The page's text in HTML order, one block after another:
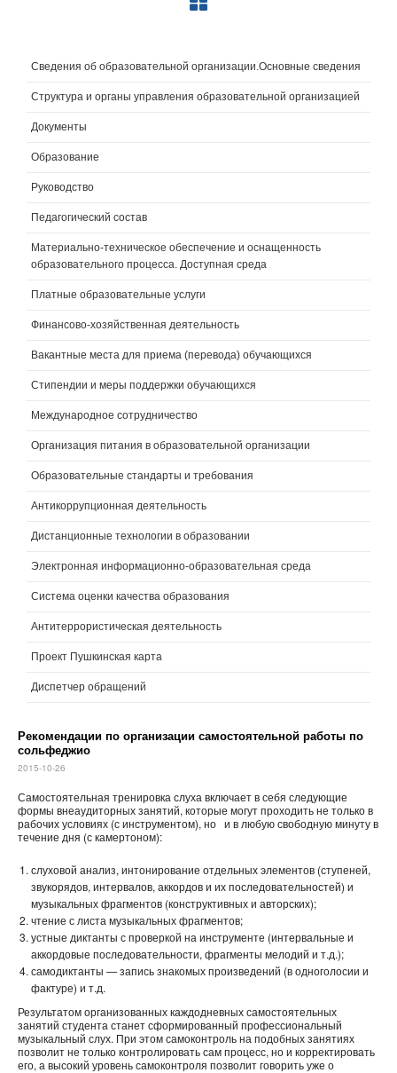
Сведения об образовательной организации.Основные сведения
Структура и органы управления образовательной организацией
Документы
Образование
Руководство
Педагогический состав
Материально-техническое обеспечение и оснащенность
образовательного процесса. Доступная среда
Платные образовательные услуги
Финансово-хозяйственная деятельность
Вакантные места для приема (перевода) обучающихся
Стипендии и меры поддержки обучающихся
Международное сотрудничество
Организация питания в образовательной организации
Образовательные стандарты и требования
Антикоррупционная деятельность
Дистанционные технологии в образовании
Электронная информационно-образовательная среда
Система оценки качества образования
Антитеррористическая деятельность
Проект Пушкинская карта
Диспетчер обращений
Рекомендации по организации самостоятельной работы по
сольфеджио
2015-10-26
Самостоятельная тренировка слуха включает в себя следующие
формы внеаудиторных занятий, которые могут проходить не только в
рабочих условиях (с инструментом), но и в любую свободную минуту в
течение дня (с камертоном):
слуховой анализ, интонирование отдельных элементов (ступеней,
звукорядов, интервалов, аккордов и их последовательностей) и
музыкальных фрагментов (конструктивных и авторских);
чтение с листа музыкальных фрагментов;
устные диктанты с проверкой на инструменте (интервальные и
аккордовые последовательности, фрагменты мелодий и т.д.);
самодиктанты — запись знакомых произведений (в одноголосии и
фактуре) и т.д.
Результатом организованных каждодневных самостоятельных
занятий студента станет сформированный профессиональный
музыкальный слух. При этом самоконтроль на подобных занятиях
позволит не только контролировать сам процесс, но и корректировать
его, а высокий уровень самоконтроля позволит говорить уже о